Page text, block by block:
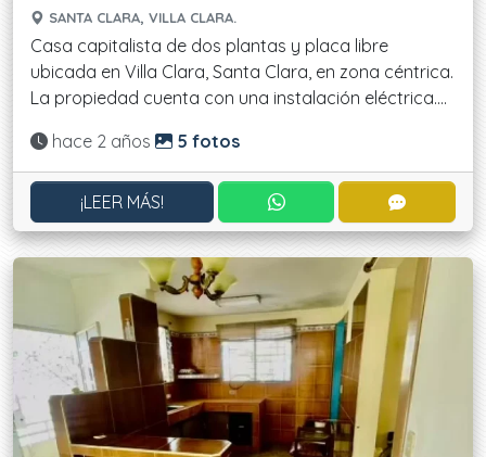
SANTA CLARA, VILLA CLARA.
Casa capitalista de dos plantas y placa libre
ubicada en Villa Clara, Santa Clara, en zona céntrica.
La propiedad cuenta con una instalación eléctrica....
Actualizado:
hace 2 años 5 fotos
¡LEER MÁS! CONTACTAR POR